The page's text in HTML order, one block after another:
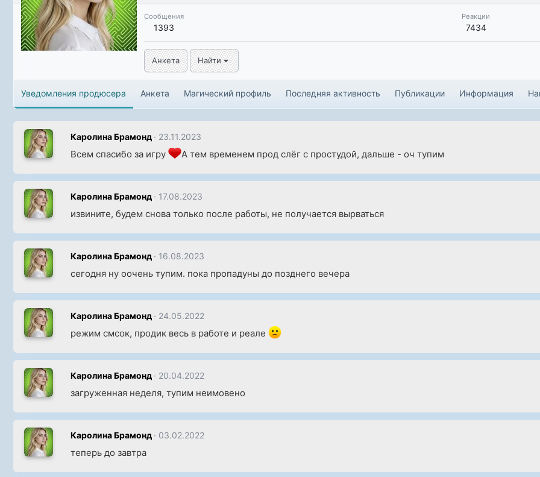
Сообщения
1393
Реакции
7434
Анкета Найти
Уведомления продюсера Анкета Магический профиль Последняя активность Публикации Информация
Каролина Брамонд 23.11.2023
Всем спасибо за игру А тем временем прод слёг с простудой, дальше - оч тупим
Каролина Брамонд 17.08.2023
извините, будем снова только после работы, не получается вырваться
Каролина Брамонд 16.08.2023
сегодня ну оочень тупим. пока пропадуны до позднего вечера
Каролина Брамонд 24.05.2022
режим смсок, продик весь в работе и реале
Каролина Брамонд 20.04.2022
загруженная неделя, тупим неимовено
Каролина Брамонд 03.02.2022
теперь до завтра